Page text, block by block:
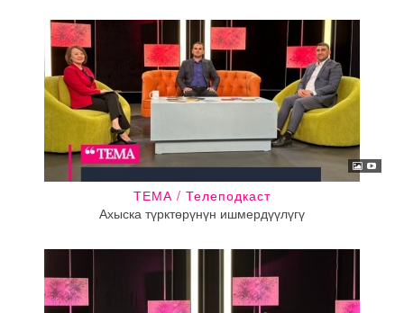
ТЕМА / Телеподкаст
Ахыска түрктөрүнүн ишмердүүлүгү